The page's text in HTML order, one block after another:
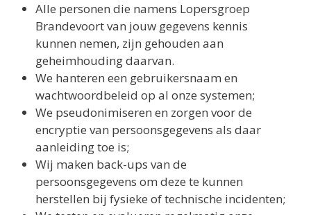
Alle personen die namens Lopersgroep
Brandevoort van jouw gegevens kennis
kunnen nemen, zijn gehouden aan
geheimhouding daarvan.
We hanteren een gebruikersnaam en
wachtwoordbeleid op al onze systemen;
We pseudonimiseren en zorgen voor de
encryptie van persoonsgegevens als daar
aanleiding toe is;
Wij maken back-ups van de
persoonsgegevens om deze te kunnen
herstellen bij fysieke of technische incidenten;